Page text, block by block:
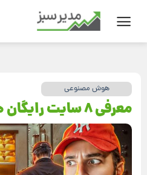
هوش مصنوعی
معرفی 8 سایت رایگان هوش مصنوعی